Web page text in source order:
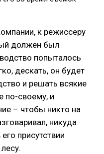
к режиссеру
должен был
попыталось
дескать, он будет
и решать всякие
по-своему, и
– чтобы никто на
никуда
присутствии